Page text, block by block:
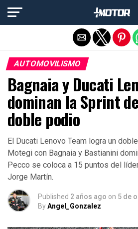
AUTOMOVILISMO
Bagnaia y Ducati
dominan la Sprint
doble podio
El Ducati Lenovo Team logra un
Motegi con Bagnaia y Bastianini
Pecco se coloca a 15 puntos del
Jorge Martín.
Published 2 años ago on 5 de
ByAngel_Gonzalez
Salir de la versión